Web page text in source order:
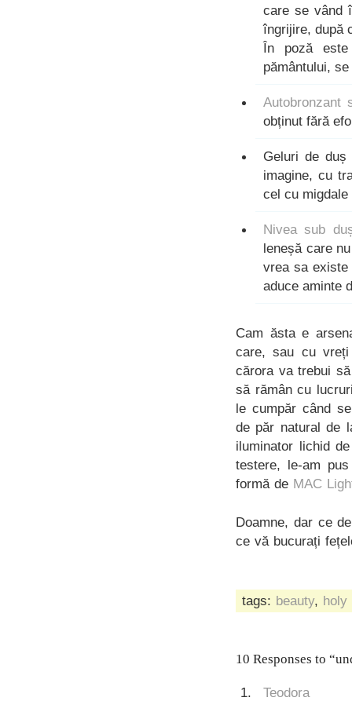
care se vând
îngrijire, după
În poză
pământului,
Autobronzant
obținut fără
Geluri de
imagine, cu
cel cu
Nivea sub
leneșă care
vrea sa existe
aduce aminte
Cam ăsta e
care, sau cu vreți
cărora va trebui
să rămân cu
le cumpăr când
de păr natural de
iluminator lichid
testere, le-am
formă de MAC
Doamne, dar ce
ce vă bucurați
tags: beauty, holy
10 Responses to
Teodora